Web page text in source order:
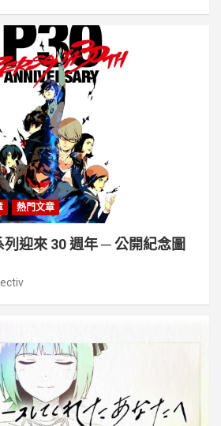
熱門文章
列迎來 30 週年 ─ 公開紀念圖